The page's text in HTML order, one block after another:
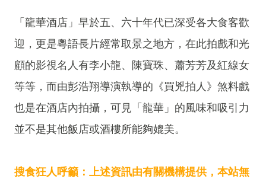
「龍華酒店」早於五、六十年代已深受各大食客歡
迎，更是粵語長片經常取景之地方，在此拍戲和光
顧的影視名人有李小龍、陳寶珠、蕭芳芳及紅線女
等等，而由彭浩翔導演執導的《買兇拍人》煞料戲
也是在酒店內拍攝，可見「龍華」的風味和吸引力
並不是其他飯店或酒樓所能夠媲美。
搜食狂人呼籲：上述資訊由有關機構提供，本站無